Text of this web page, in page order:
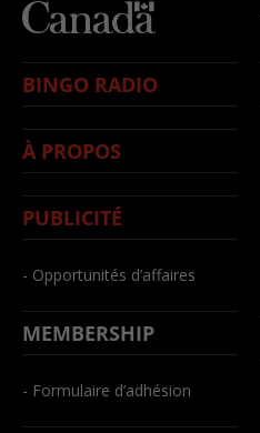
BINGO RADIO
À PROPOS
PUBLICITÉ
- Opportunités d’affaires
MEMBERSHIP
- Formulaire d’adhésion